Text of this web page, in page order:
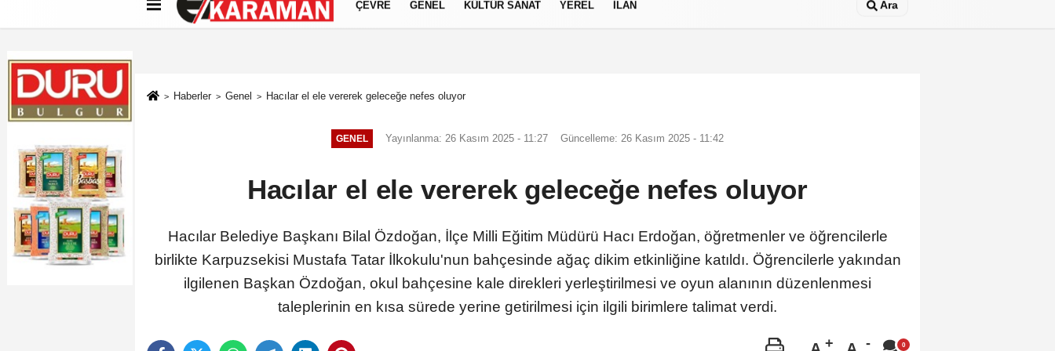
Künye İletişim Çerez Politikası Gizlilik İlkeleri
ÇEVRE GENEL KÜLTÜR SANAT YEREL İLAN Ara
Haberler Genel Hacılar el ele vererek geleceğe nefes oluyor
GENEL Yayınlanma: 26 Kasım 2025 - 11:27 Güncelleme: 26 Kasım 2025 - 11:42
Hacılar el ele vererek geleceğe nefes oluyor
Hacılar Belediye Başkanı Bilal Özdoğan, İlçe Milli Eğitim Müdürü Hacı Erdoğan, öğretmenler ve öğrencilerle
birlikte Karpuzsekisi Mustafa Tatar İlkokulu'nun bahçesinde ağaç dikim etkinliğine katıldı. Öğrencilerle yakından
ilgilenen Başkan Özdoğan, okul bahçesine kale direkleri yerleştirilmesi ve oyun alanının düzenlenmesi
taleplerinin en kısa sürede yerine getirilmesi için ilgili birimlere talimat verdi.